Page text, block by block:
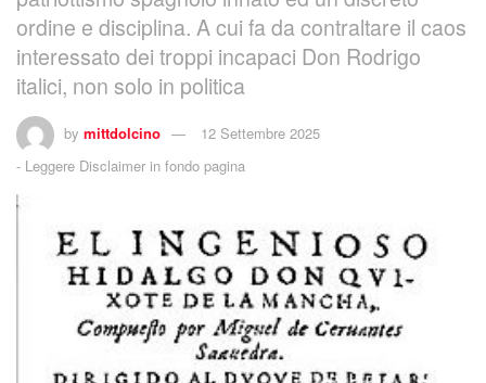
ordine e disciplina. A cui fa da contraltare il caos
interessato dei troppi incapaci Don Rodrigo
italici, non solo in politica
by mittdolcino
12 Settembre 2025
- Leggere Disclaimer in fondo pagina